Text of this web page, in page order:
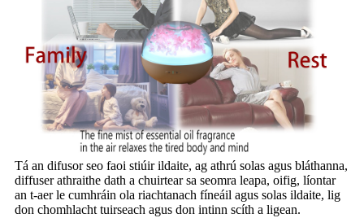
Tá an difusor seo faoi stiúir ildaite, ag athrú solas agus bláthanna,
diffuser athraithe dath a chuirtear sa seomra leapa, oifig, líontar
an t-aer le cumhráin ola riachtanach fíneáil agus solas ildaite, lig
don chomhlacht tuirseach agus don intinn scíth a ligean.